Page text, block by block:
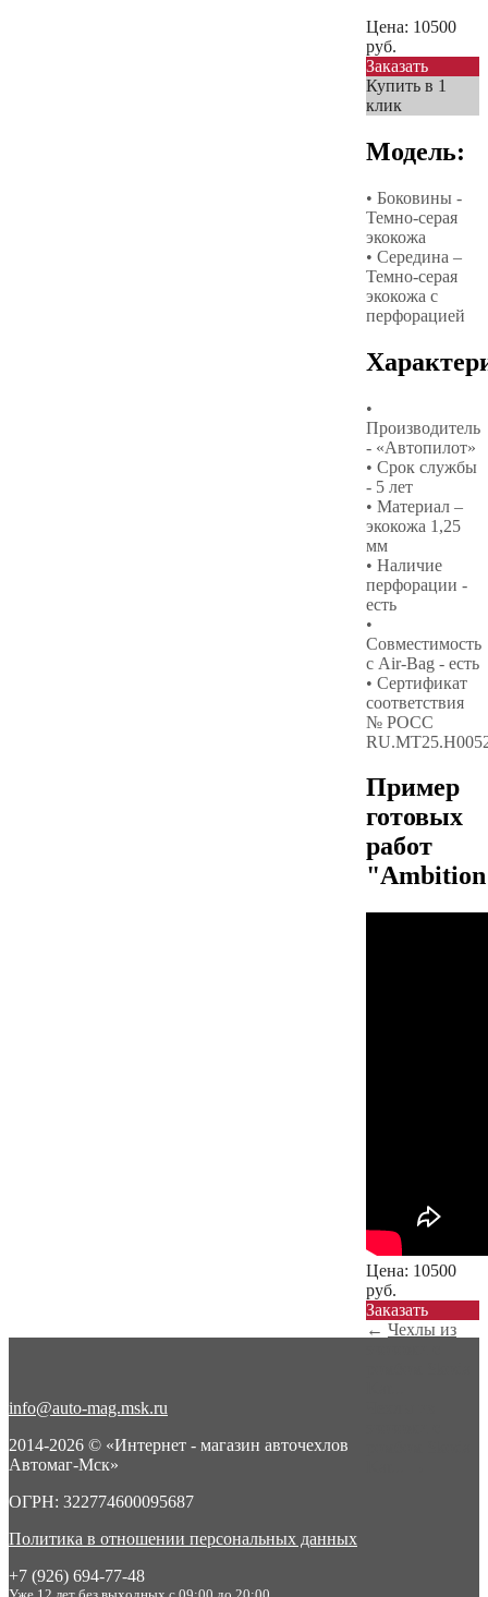
Цена: 10500
руб.
Заказать
Купить в 1
клик
Модель:
• Боковины -
Темно-серая
экокожа
• Середина –
Темно-серая
экокожа с
перфорацией
•
Производитель
- «Автопилот»
• Срок службы
- 5 лет
• Материал –
экокожа 1,25
мм
• Наличие
перфорации -
есть
•
Совместимость
с Air-Bag - есть
• Сертификат
соответствия
№ РОСС
Пример
готовых
работ
Цена: 10500
руб.
Заказать
← Чехлы из
info@auto-mag.msk.ru
2014-2026 © «Интернет - магазин авточехлов
Автомаг-Мск»
ОГРН: 322774600095687
Политика в отношении персональных данных
+7 (926) 694-77-48